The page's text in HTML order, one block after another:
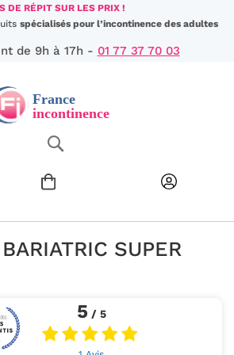
Aller
au
DE RÉPIT SUR LES PRIX !
spécialisés pour l’incontinence des adultes
de 9h à 17h - 01 77 37 70 03
SUPER
5 / 5